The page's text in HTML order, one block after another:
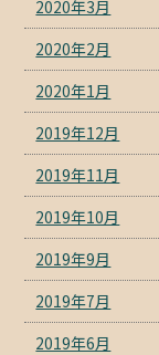
2020年3月
2020年2月
2020年1月
2019年12月
2019年11月
2019年10月
2019年9月
2019年7月
2019年6月